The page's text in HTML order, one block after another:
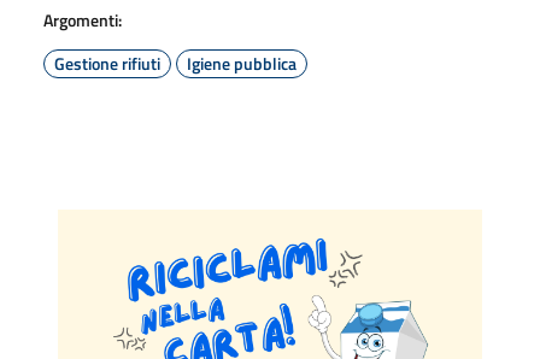
Argomenti:
Gestione rifiuti
Igiene pubblica